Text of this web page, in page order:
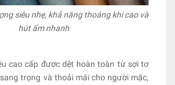
siêu nhẹ, khả năng thoáng khí cao và
hút ẩm nhanh
cao cấp được dệt hoàn toàn từ sợi tơ
trọng và thoải mái cho người mặc,